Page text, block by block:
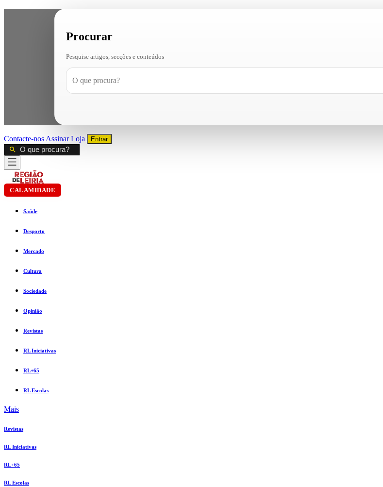
Procurar
Pesquise artigos, secções e conteúdos
Contacte-nos AssinarLoja Entrar
CALAMIDADE
Saúde
Desporto
Mercado
Cultura
Sociedade
Opinião
Revistas
RL Iniciativas
RL+65
RL Escolas
Mais
Revistas
RL Iniciativas
RL+65
RL Escolas